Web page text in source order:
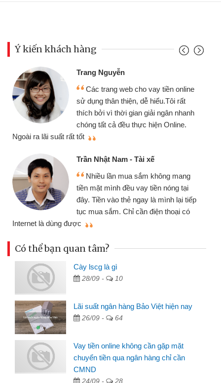
Ý kiến khách hàng
Trang Nguyễn
Các trang web cho vay tiền online
sử dụng thân thiện, dễ hiểu.Tôi rất
thích bởi vì thời gian giải ngân nhanh
chóng tất cả đều thực hiện Online.
Ngoài ra lãi suất rất tốt
Trần Nhật Nam - Tài xế
Nhiều lần mua sắm không mang
tiền mặt mình đều vay tiền nóng tại
đây. Tiền vào thẻ ngay là mình lại tiếp
tục mua sắm. Chỉ cần điện thoại có
Internet là dùng được
Có thể bạn quan tâm?
Cày lscg là gì
28/09 - 10
Lãi suất ngân hàng Bảo Việt hiện nay
26/09 - 64
Vay tiền online không cần gặp mặt
chuyển tiền qua ngân hàng chỉ cần
CMND
24/09 - 28